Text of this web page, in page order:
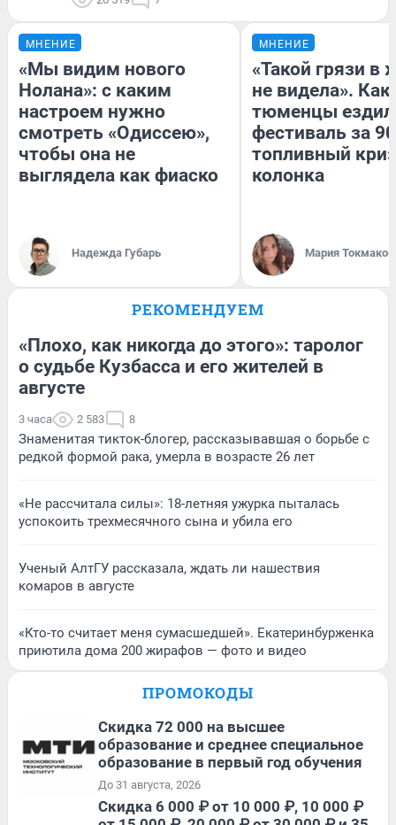
МНЕНИЕ
«Мы видим нового
Нолана»: с каким
настроем нужно
смотреть «Одиссею»,
чтобы она не
выглядела как фиаско
Надежда Губарь
МНЕНИЕ
«Такой грязи в
не видела». Как
тюменцы
фестиваль за
топливный
колонка
Мария
РЕКОМЕНДУЕМ
«Плохо, как никогда до этого»: таролог
о судьбе Кузбасса и его жителей в
августе
3 часа 2 583 8
Знаменитая тикток-блогер, рассказывавшая о борьбе с
редкой формой рака, умерла в возрасте 26 лет
«Не рассчитала силы»: 18-летняя ужурка пыталась
успокоить трехмесячного сына и убила его
Ученый АлтГУ рассказала, ждать ли нашествия
комаров в августе
«Кто-то считает меня сумасшедшей». Екатеринбурженка
приютила дома 200 жирафов — фото и видео
ПРОМОКОДЫ
Скидка 72 000 на высшее
образование и среднее специальное
образование в первый год обучения
До 31 августа, 2026
Скидка 6 000 ₽ от 10 000 ₽, 10 000 ₽